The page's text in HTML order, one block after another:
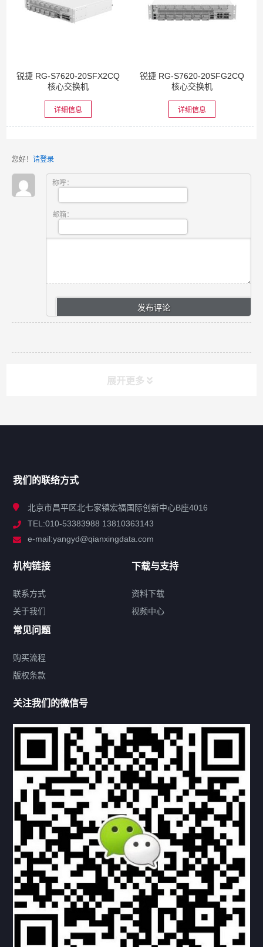
锐捷 RG-S7620-20SFX2CQ
核心交换机
详细信息
锐捷 RG-S7620-20SFG2CQ
核心交换机
详细信息
您好！ 请登录
称呼：
邮箱：
展开更多
解决方案
联系方式
热门标签
机构链接
联系方式 关于我们
下载与支持
资料下载 视频中心
常见问题
购买流程 版权条款
北京乾行捷通荣获阿里巴巴国际站多项年度荣誉，持续引
领ICT与AI行业发展
我们的联络方式
北京市昌平区北七家镇宏福国际创新中心B座4016
TEL:010-53383988 13810363143
e-mail:yangyd@qianxingdata.com
机构链接
联系方式
关于我们
下载与支持
资料下载
视频中心
常见问题
购买流程
版权条款
关注我们的微信号